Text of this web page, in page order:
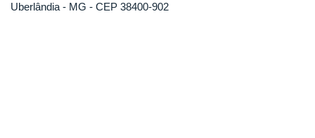
Uberlândia - MG - CEP 38400-902